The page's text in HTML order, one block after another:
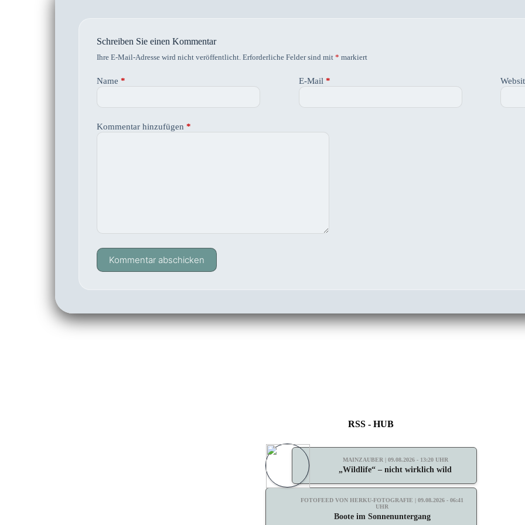
Schreiben Sie einen Kommentar
Ihre E-Mail-Adresse wird nicht veröffentlicht. Erforderliche Felder sind mit * markiert
Name * E-Mail *
Kommentar hinzufügen *
Kommentar abschicken
RSS - HUB
MAINZAUBER | 09.08.2026 - 13:20 UHR
„Wildlife“ – nicht wirklich wild
FOTOFEED VON HERKU-FOTOGRAFIE | 09.08.2026 - 06:41
UHR
Boote im Sonnenuntergang